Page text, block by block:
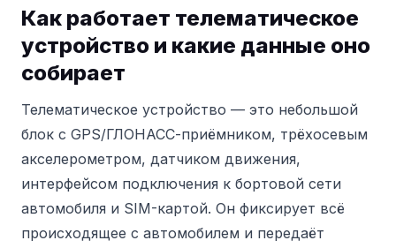
Как работает телематическое
устройство и какие данные оно
собирает
Телематическое устройство — это небольшой
блок с GPS/ГЛОНАСС-приёмником, трёхосевым
акселерометром, датчиком движения,
интерфейсом подключения к бортовой сети
автомобиля и SIM-картой. Он фиксирует всё
происходящее с автомобилем и передаёт